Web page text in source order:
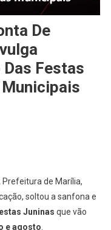
De
Festas
Prefeitura de Marília,
soltou a sanfona e
Juninas que vão
e agosto.